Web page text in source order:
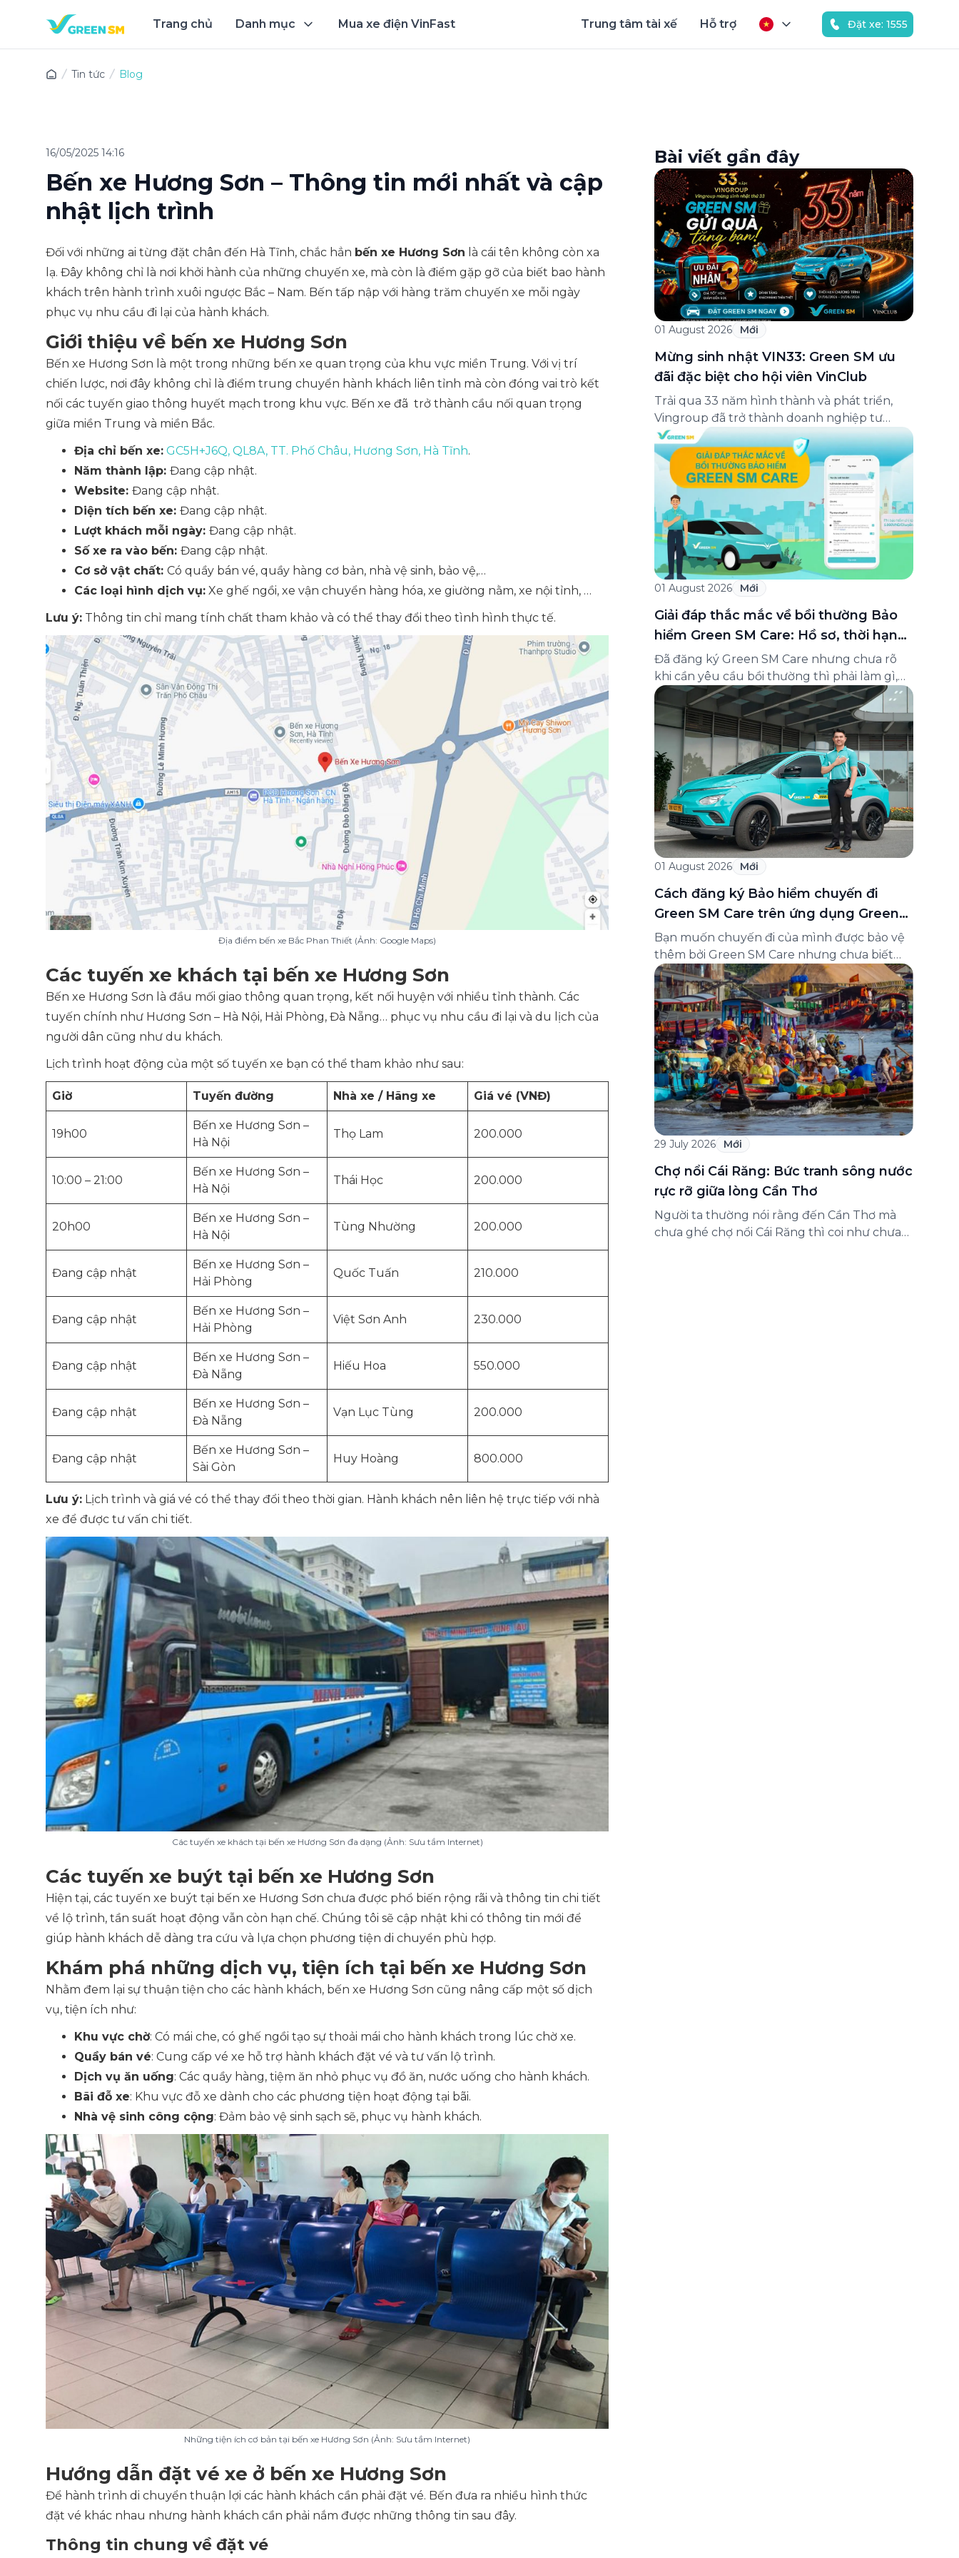
Trang chủ Danh mục Mua xe điện VinFast Trung tâm tài xế Hỗ trợ Đặt xe: 1555
Tin tức Blog
16/05/2025 14:16
Bến xe Hương Sơn – Thông tin mới nhất và cập
nhật lịch trình
Đối với những ai từng đặt chân đến Hà Tĩnh, chắc hẳn bến xe Hương Sơn là cái tên không còn xa
lạ. Đây không chỉ là nơi khởi hành của những chuyến xe, mà còn là điểm gặp gỡ của biết bao hành
khách trên hành trình xuôi ngược Bắc – Nam. Bến tấp nập với hàng trăm chuyến xe mỗi ngày
phục vụ nhu cầu đi lại của hành khách.
Giới thiệu về bến xe Hương Sơn
Bến xe Hương Sơn là một trong những bến xe quan trọng của khu vực miền Trung. Với vị trí
chiến lược, nơi đây không chỉ là điểm trung chuyển hành khách liên tỉnh mà còn đóng vai trò kết
nối các tuyến giao thông huyết mạch trong khu vực. Bến xe đã trở thành cầu nối quan trọng
giữa miền Trung và miền Bắc.
Địa chỉ bến xe: GC5H+J6Q, QL8A, TT. Phố Châu, Hương Sơn, Hà Tĩnh.
Năm thành lập: Đang cập nhật.
Website: Đang cập nhật.
Diện tích bến xe: Đang cập nhật.
Lượt khách mỗi ngày: Đang cập nhật.
Số xe ra vào bến: Đang cập nhật.
Cơ sở vật chất: Có quầy bán vé, quầy hàng cơ bản, nhà vệ sinh, bảo vệ,…
Các loại hình dịch vụ: Xe ghế ngồi, xe vận chuyển hàng hóa, xe giường nằm, xe nội tỉnh, …
Lưu ý: Thông tin chỉ mang tính chất tham khảo và có thể thay đổi theo tình hình thực tế.
Địa điểm bến xe Bắc Phan Thiết (Ảnh: Google Maps)
Các tuyến xe khách tại bến xe Hương Sơn
Bến xe Hương Sơn là đầu mối giao thông quan trọng, kết nối huyện với nhiều tỉnh thành. Các
tuyến chính như Hương Sơn – Hà Nội, Hải Phòng, Đà Nẵng… phục vụ nhu cầu đi lại và du lịch của
người dân cũng như du khách.
Lịch trình hoạt động của một số tuyến xe bạn có thể tham khảo như sau:
Giờ Tuyến đường Nhà xe / Hãng xe Giá vé (VNĐ)
19h00
Bến xe Hương Sơn –
Hà Nội
Thọ Lam 200.000
10:00 – 21:00
Bến xe Hương Sơn –
Hà Nội
Thái Học 200.000
20h00
Bến xe Hương Sơn –
Hà Nội
Tùng Nhường 200.000
Đang cập nhật
Bến xe Hương Sơn –
Hải Phòng
Quốc Tuấn 210.000
Đang cập nhật
Bến xe Hương Sơn –
Hải Phòng
Việt Sơn Anh 230.000
Đang cập nhật
Bến xe Hương Sơn –
Đà Nẵng
Hiếu Hoa 550.000
Đang cập nhật
Bến xe Hương Sơn –
Đà Nẵng
Vạn Lục Tùng 200.000
Đang cập nhật
Bến xe Hương Sơn –
Sài Gòn
Huy Hoàng 800.000
Lưu ý: Lịch trình và giá vé có thể thay đổi theo thời gian. Hành khách nên liên hệ trực tiếp với nhà
xe để được tư vấn chi tiết.
Các tuyến xe khách tại bến xe Hương Sơn đa dạng (Ảnh: Sưu tầm Internet)
Các tuyến xe buýt tại bến xe Hương Sơn
Hiện tại, các tuyến xe buýt tại bến xe Hương Sơn chưa được phổ biến rộng rãi và thông tin chi tiết
về lộ trình, tần suất hoạt động vẫn còn hạn chế. Chúng tôi sẽ cập nhật khi có thông tin mới để
giúp hành khách dễ dàng tra cứu và lựa chọn phương tiện di chuyển phù hợp.
Khám phá những dịch vụ, tiện ích tại bến xe Hương Sơn
Nhằm đem lại sự thuận tiện cho các hành khách, bến xe Hương Sơn cũng nâng cấp một số dịch
vụ, tiện ích như:
Khu vực chờ: Có mái che, có ghế ngồi tạo sự thoải mái cho hành khách trong lúc chờ xe.
Quầy bán vé: Cung cấp vé xe hỗ trợ hành khách đặt vé và tư vấn lộ trình.
Dịch vụ ăn uống: Các quầy hàng, tiệm ăn nhỏ phục vụ đồ ăn, nước uống cho hành khách.
Bãi đỗ xe: Khu vực đỗ xe dành cho các phương tiện hoạt động tại bãi.
Nhà vệ sinh công cộng: Đảm bảo vệ sinh sạch sẽ, phục vụ hành khách.
Những tiện ích cơ bản tại bến xe Hương Sơn (Ảnh: Sưu tầm Internet)
Hướng dẫn đặt vé xe ở bến xe Hương Sơn
Để hành trình di chuyển thuận lợi các hành khách cần phải đặt vé. Bến đưa ra nhiều hình thức
đặt vé khác nhau nhưng hành khách cần phải nắm được những thông tin sau đây.
Thông tin chung về đặt vé
Bài viết gần đây
01 August 2026 Mới
Mừng sinh nhật VIN33: Green SM ưu
đãi đặc biệt cho hội viên VinClub
Trải qua 33 năm hình thành và phát triển,
Vingroup đã trở thành doanh nghiệp tư
nhân đa ngành lớn nhất Việt Nam, lọt Top 30
doanh nghiệp lớn nhất Đông Nam Á theo
bảng xếp hạng của Tạp chí Fortune (Mỹ).
Nhân kỷ niệm 33 năm thành lập (8/8/1993
đến 8/8/2026), Green SM trân […]
01 August 2026 Mới
Giải đáp thắc mắc về bồi thường Bảo
hiểm Green SM Care: Hồ sơ, thời hạn
và cách liên hệ hỗ trợ
Đã đăng ký Green SM Care nhưng chưa rõ
khi cần yêu cầu bồi thường thì phải làm gì,
hồ sơ ra sao, hay giấy chứng nhận bảo hiểm
tìm ở đâu? Bài viết này tổng hợp đầy đủ các
câu hỏi thường gặp nhất về quy trình bồi
thường và hỗ trợ của Green […]
01 August 2026 Mới
Cách đăng ký Bảo hiểm chuyến đi
Green SM Care trên ứng dụng Green
SM
Bạn muốn chuyến đi của mình được bảo vệ
thêm bởi Green SM Care nhưng chưa biết
đăng ký ở đâu? Bài viết dưới đây sẽ hướng
dẫn chi tiết cách tham gia (và hủy tham gia)
gói bảo hiểm này ngay trên ứng dụng Green
SM, cùng những lưu ý quan trọng trước khi
[…]
29 July 2026 Mới
Chợ nổi Cái Răng: Bức tranh sông nước
rực rỡ giữa lòng Cần Thơ
Người ta thường nói rằng đến Cần Thơ mà
chưa ghé chợ nổi Cái Răng thì coi như chưa